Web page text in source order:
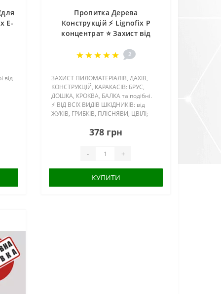
E-
від
Пропитка Дерева
Конструкцій ⚡ Lignofix P
концентрат ⭐ Захист від
Короїда
2
ЗАХИСТ ПИЛОМАТЕРІАЛІВ, ДАХІВ,
КОНСТРУКЦІЙ, КАРАКАСІВ: БРУС,
ДОШКА, КРОКВА, БАЛКА та подібні.
⚡ ВІД ВСІХ ВИДІВ ШКІДНИКІВ: від
ЖУКІВ, ГРИБКІВ, ПЛІСНЯВИ, ЦВІЛІ;
ВЕСЬ ЧАС ЕКСПЛУАТАЦІЇ КОНСТРУ..
378 грн
- +
КУПИТИ